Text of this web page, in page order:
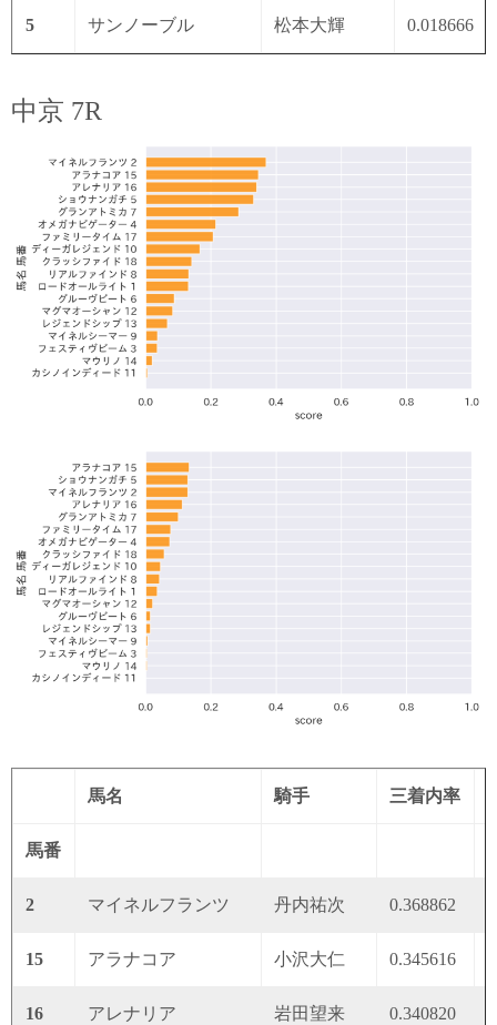
5 サンノーブル 松本大輝 0.018666
中京 7R
馬名 騎手 三着内率
馬番
2 マイネルフランツ 丹内祐次 0.368862
15 アラナコア 小沢大仁 0.345616
16 アレナリア 岩田望来 0.340820